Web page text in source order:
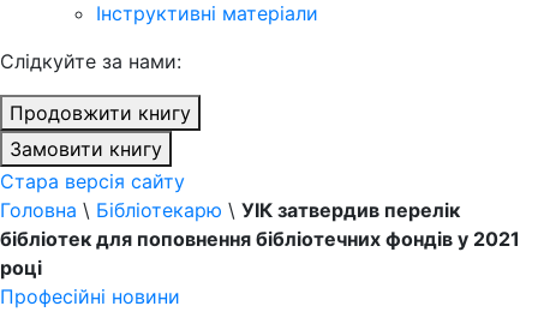
Інструктивні матеріали
Cлідкуйте за нами:
Продовжити книгу
Замовити книгу
Стара версія сайту
Головна \ Бібліотекарю \ УІК затвердив перелік
бібліотек для поповнення бібліотечних фондів у 2021
році
Професійні новини